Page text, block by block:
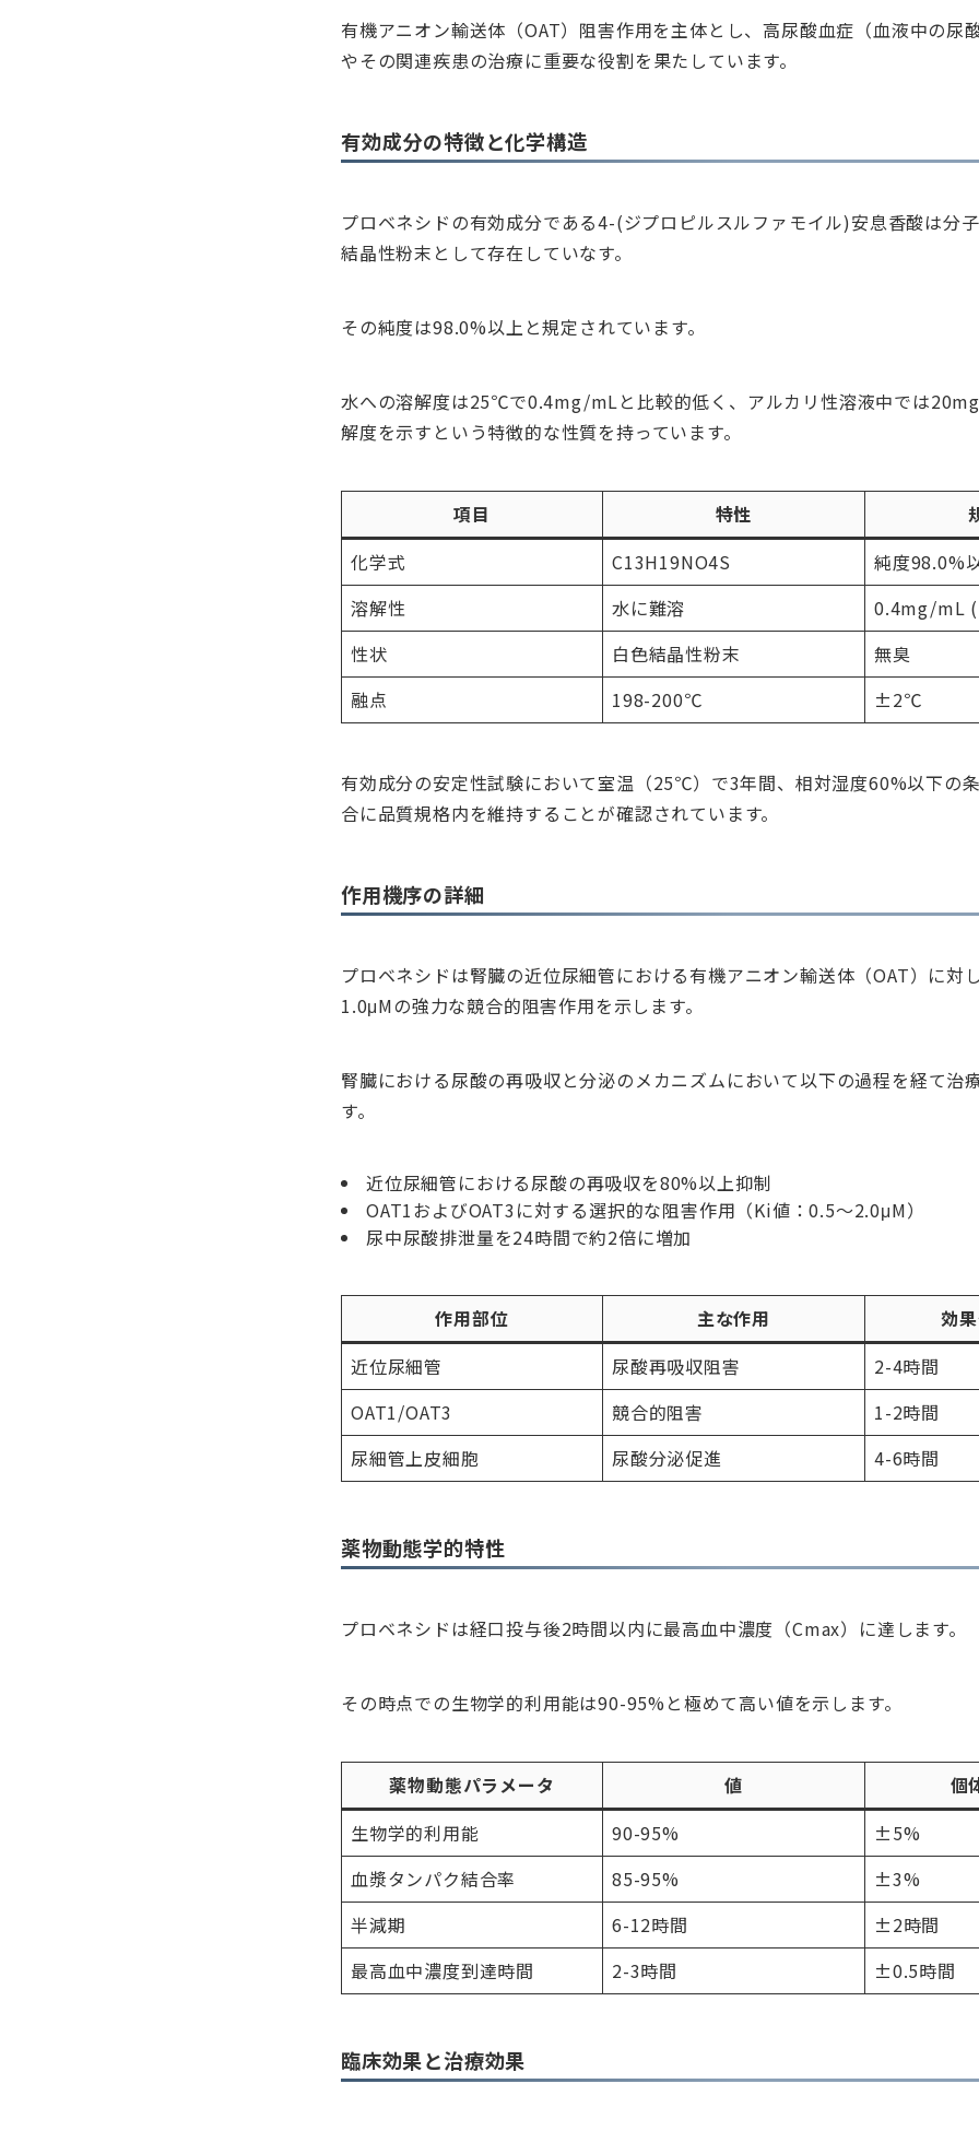
有機アニオン輸送体（OAT）阻害作用を主体とし、高尿酸血症（血液中の尿
やその関連疾患の治療に重要な役割を果たしています。
有効成分の特徴と化学構造
プロベネシドの有効成分である4-(ジプロピルスルファモイル)安息香酸は分
結晶性粉末として存在していなす。
その純度は98.0%以上と規定されています。
水への溶解度は25℃で0.4mg/mLと比較的低く、アルカリ性溶液中では
解度を示すという特徴的な性質を持っています。
項目 特性
化学式
C13H19NO4S
純度98.0%
溶解性
水に難溶
0.4mg/mL
性状
白色結晶性粉末
無臭
融点
198-200℃ ±2℃
有効成分の安定性試験において室温（25℃）で3年間、相対湿度60%以下の
合に品質規格内を維持することが確認されています。
作用機序の詳細
プロベネシドは腎臓の近位尿細管における有機アニオン輸送体（OAT）に対
1.0μMの強力な競合的阻害作用を示します。
腎臓における尿酸の再吸収と分泌のメカニズムにおいて以下の過程を経て治
す。
近位尿細管における尿酸の再吸収を80%以上抑制
OAT1およびOAT3に対する選択的な阻害作用（Ki値：0.5〜2.0μM）
尿中尿酸排泄量を24時間で約2倍に増加
作用部位 主な作用
効
近位尿細管
尿酸再吸収阻害
2-4時間
OAT1/OAT3
競合的阻害
1-2時間
尿細管上皮細胞
尿酸分泌促進 4-6時間
薬物動態学的特性
プロベネシドは経口投与後2時間以内に最高血中濃度（Cmax）に達します。
その時点での生物学的利用能は90-95%と極めて高い値を示します。
薬物動態パラメータ 値
個
生物学的利用能
90-95%
±5%
血漿タンパク結合率
85-95%
±3%
半減期
6-12時間
±2時間
最高血中濃度到達時間
2-3時間 ±0.5時間
臨床効果と治療効果